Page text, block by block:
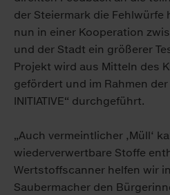
der Steiermark die Fehlwürfe
nun in einer Kooperation
und der Stadt ein größerer
Projekt wird aus Mitteln des
gefördert und im Rahmen der
INITIATIVE“ durchgeführt.
„Auch vermeintlicher ‚Müll‘
wiederverwertbare Stoffe
Wertstoffscanner helfen wir
Saubermacher den